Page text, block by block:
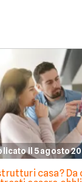
il 5 agosto
casa? Da